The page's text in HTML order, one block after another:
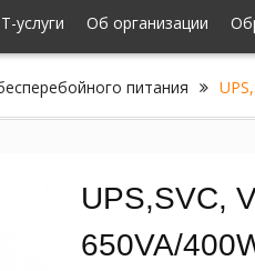
услуги Об организации
питания
UPS,SVC,
650VA/